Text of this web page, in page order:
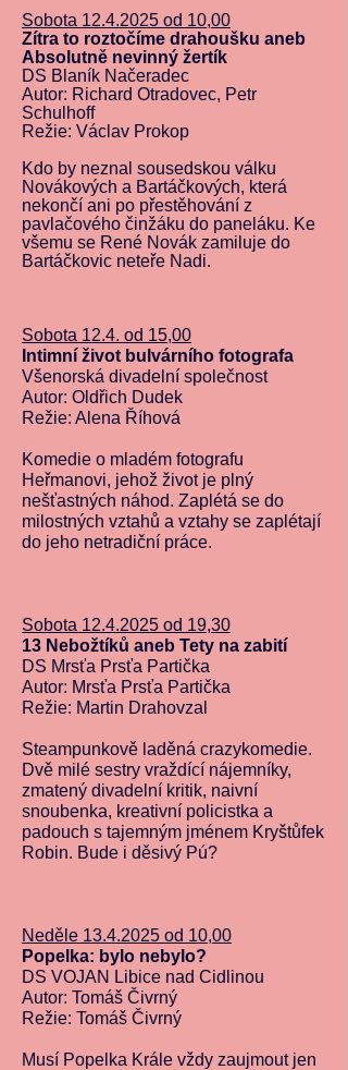
Sobota 12.4.2025 od 10,00
Zítra to roztočíme drahoušku aneb
Absolutně nevinný žertík
DS Blaník Načeradec
Autor: Richard Otradovec, Petr
Schulhoff
Režie: Václav Prokop
Kdo by neznal sousedskou válku
Novákových a Bartáčkových, která
nekončí ani po přestěhování z
pavlačového činžáku do paneláku. Ke
všemu se René Novák zamiluje do
Bartáčkovic neteře Nadi.
Sobota 12.4. od 15,00
Intimní život bulvárního fotografa
Všenorská divadelní společnost
Autor: Oldřich Dudek
Režie: Alena Říhová
Komedie o mladém fotografu
Heřmanovi, jehož život je plný
nešťastných náhod. Zaplétá se do
milostných vztahů a vztahy se zaplétají
do jeho netradiční práce.
Sobota 12.4.2025 od 19,30
13 Nebožtíků aneb Tety na zabití
DS Mrsťa Prsťa Partička
Autor: Mrsťa Prsťa Partička
Režie: Martin Drahovzal
Steampunkově laděná crazykomedie.
Dvě milé sestry vraždící nájemníky,
zmatený divadelní kritik, naivní
snoubenka, kreativní policistka a
padouch s tajemným jménem Kryštůfek
Robin. Bude i děsivý Pú?
Neděle 13.4.2025 od 10,00
Popelka: bylo nebylo?
DS VOJAN Libice nad Cidlinou
Autor: Tomáš Čivrný
Režie: Tomáš Čivrný
Musí Popelka Krále vždy zaujmout jen